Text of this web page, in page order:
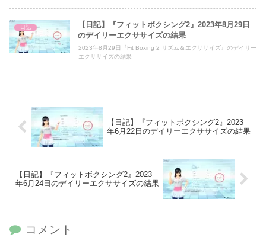
日記
【日記】『フィットボクシング2』2023年8月29日
のデイリーエクササイズの結果
2023年8月29日『Fit Boxing 2 リズム＆エクササイズ』のデイリー
エクササイズの結果
【日記】『フィットボクシング2』2023
年6月22日のデイリーエクササイズの結果
【日記】『フィットボクシング2』2023
年6月24日のデイリーエクササイズの結果
コメント